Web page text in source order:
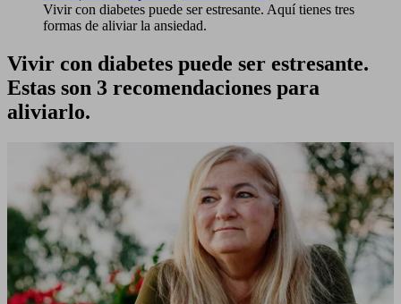
Vivir con diabetes puede ser estresante. Aquí tienes tres
formas de aliviar la ansiedad.
Vivir con diabetes puede ser estresante.
Estas son 3 recomendaciones para
aliviarlo.